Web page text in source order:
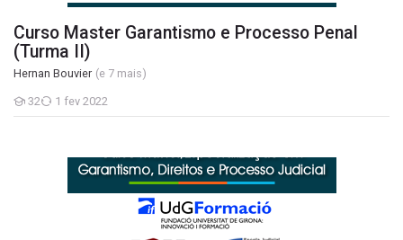
Curso Master Garantismo e Processo Penal
(Turma II)
Hernan Bouvier (e 7 mais)
32
Estudantes
1 fev 2022
Curso Master Garantismo e Processo Penal (Turma I)